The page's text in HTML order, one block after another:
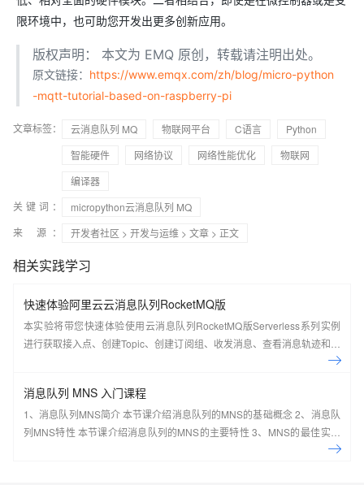
限环境中，也可助您开发出更多创新应用。
版权声明： 本文为 EMQ 原创，转载请注明出处。
原文链接： https://www.emqx.com/zh/blog/micro-python
-mqtt-tutorial-based-on-raspberry-pi
文章标签： 云消息队列 MQ 物联网平台 C语言
Python
智能硬件
网络协议 网络性能优化
物联网
编译器
关键词：
micropython云消息队列 MQ
来 源：
开发者社区 > 开发与运维 > 文章 > 正文
相关实践学习
快速体验阿里云云消息队列RocketMQ版
本实验将带您快速体验使用云消息队列RocketMQ版Serverless系列实例
进行获取接入点、创建Topic、创建订阅组、收发消息、查看消息轨迹和仪
消息队列 MNS 入门课程
1、消息队列MNS简介 本节课介绍消息队列的MNS的基础概念 2、消息队
列MNS特性 本节课介绍消息队列的MNS的主要特性 3、MNS的最佳实践